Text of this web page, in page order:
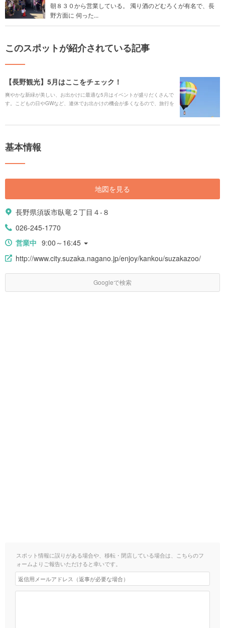
朝８３０から営業している。 濁り酒のどむろくが有名で、長
野方面に 伺った...
このスポットが紹介されている記事
【長野観光】5月はここをチェック！
爽やかな新緑が美しい、お出かけに最適な5月はイベントが盛りだくさんで
す。こどもの日やGWなど、連休でお出かけの機会が多くなるので、旅行を
基本情報
地図を見る
長野県須坂市臥竜２丁目４-８
026-245-1770
営業中 9:00～16:45
http://www.city.suzaka.nagano.jp/enjoy/kankou/suzakazoo/
Googleで検索
スポット情報に誤りがある場合や、移転・閉店している場合は、こちらのフ
ォームよりご報告いただけると幸いです。